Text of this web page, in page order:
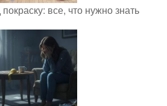
все, что нужно знать